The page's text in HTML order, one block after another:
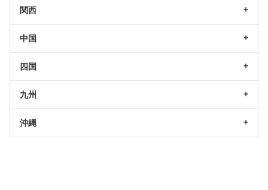
関西
中国
四国
九州
沖縄